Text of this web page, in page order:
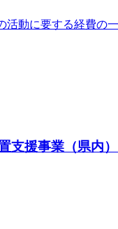
動に要する経費の
支援事業（県内